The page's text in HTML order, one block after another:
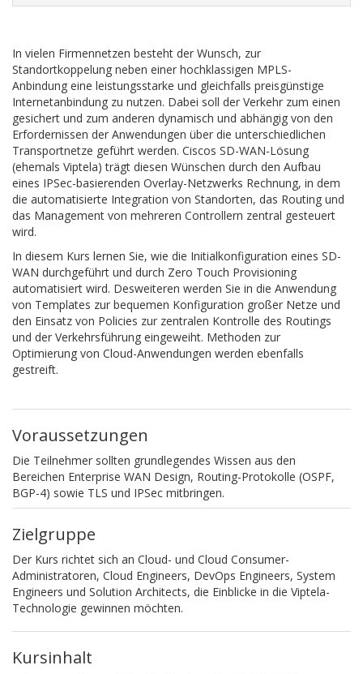
In vielen Firmennetzen besteht der Wunsch, zur
Standortkoppelung neben einer hochklassigen MPLS-
Anbindung eine leistungsstarke und gleichfalls preisgünstige
Internetanbindung zu nutzen. Dabei soll der Verkehr zum einen
gesichert und zum anderen dynamisch und abhängig von den
Erfordernissen der Anwendungen über die unterschiedlichen
Transportnetze geführt werden. Ciscos SD-WAN-Lösung
(ehemals Viptela) trägt diesen Wünschen durch den Aufbau
eines IPSec-basierenden Overlay-Netzwerks Rechnung, in dem
die automatisierte Integration von Standorten, das Routing und
das Management von mehreren Controllern zentral gesteuert
wird.
In diesem Kurs lernen Sie, wie die Initialkonfiguration eines SD-
WAN durchgeführt und durch Zero Touch Provisioning
automatisiert wird. Desweiteren werden Sie in die Anwendung
von Templates zur bequemen Konfiguration großer Netze und
den Einsatz von Policies zur zentralen Kontrolle des Routings
und der Verkehrsführung eingeweiht. Methoden zur
Optimierung von Cloud-Anwendungen werden ebenfalls
gestreift.
Voraussetzungen
Die Teilnehmer sollten grundlegendes Wissen aus den
Bereichen Enterprise WAN Design, Routing-Protokolle (OSPF,
BGP-4) sowie TLS und IPSec mitbringen.
Zielgruppe
Der Kurs richtet sich an Cloud- und Cloud Consumer-
Administratoren, Cloud Engineers, DevOps Engineers, System
Engineers und Solution Architects, die Einblicke in die Viptela-
Technologie gewinnen möchten.
Kursinhalt